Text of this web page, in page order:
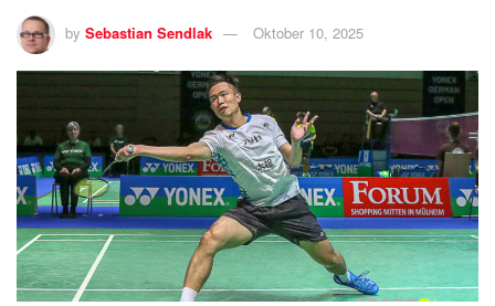
by Sebastian Sendlak Oktober 10, 2025